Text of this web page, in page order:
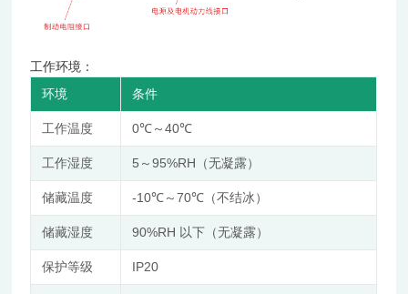
工作环境：
环境 条件
工作温度 0℃ ～40℃
工作湿度 5 ～95%RH （无凝露）
储藏温度 -10℃ ～70℃ （不结冰）
储藏湿度 90%RH 以下（无凝露）
保护等级 IP20